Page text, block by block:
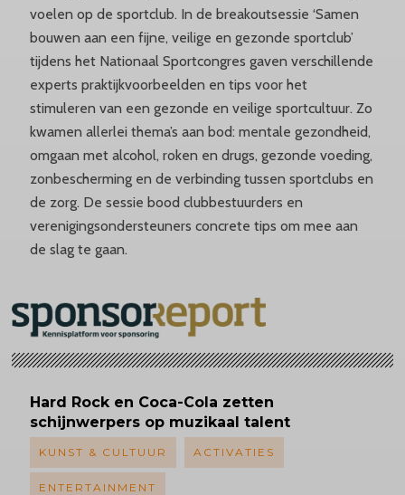
voelen op de sportclub. In de breakoutsessie ‘Samen
bouwen aan een fijne, veilige en gezonde sportclub’
tijdens het Nationaal Sportcongres gaven verschillende
experts praktijkvoorbeelden en tips voor het
stimuleren van een gezonde en veilige sportcultuur. Zo
kwamen allerlei thema’s aan bod: mentale gezondheid,
omgaan met alcohol, roken en drugs, gezonde voeding,
zonbescherming en de verbinding tussen sportclubs en
de zorg. De sessie bood clubbestuurders en
verenigingsondersteuners concrete tips om mee aan
de slag te gaan.
Hard Rock en Coca-Cola zetten
schijnwerpers op muzikaal talent
KUNST & CULTUUR ACTIVATIES
ENTERTAINMENT